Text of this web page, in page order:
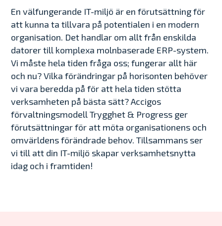
En välfungerande IT-miljö är en förutsättning för
att kunna ta tillvara på potentialen i en modern
organisation. Det handlar om allt från enskilda
datorer till komplexa molnbaserade ERP-system.
Vi måste hela tiden fråga oss; fungerar allt här
och nu? Vilka förändringar på horisonten behöver
vi vara beredda på för att hela tiden stötta
verksamheten på bästa sätt? Accigos
förvaltningsmodell Trygghet & Progress ger
förutsättningar för att möta organisationens och
omvärldens förändrade behov. Tillsammans ser
vi till att din IT-miljö skapar verksamhetsnytta
idag och i framtiden!